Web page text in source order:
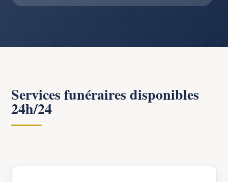
Services funéraires disponibles
24h/24